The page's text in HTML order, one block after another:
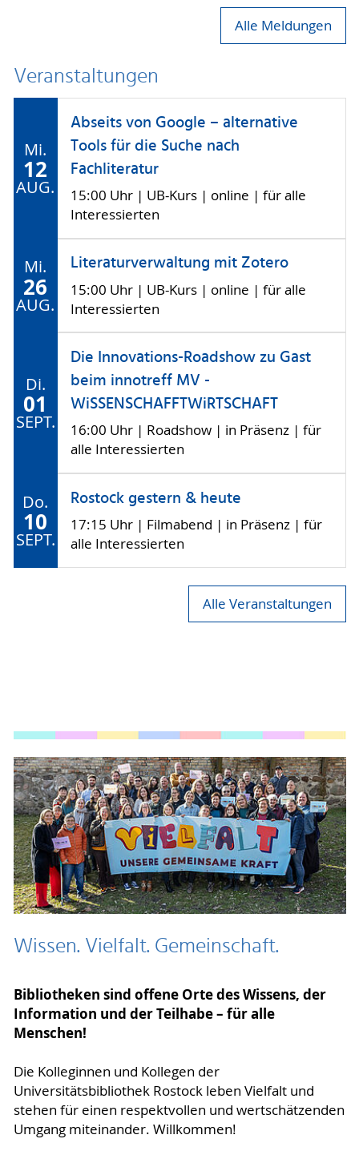
Alle Meldungen
Veranstaltungen
Mi.
12
AUG.
Abseits von Google – alternative
Tools für die Suche nach
Fachliteratur
15:00 Uhr | UB-Kurs | online | für alle
Interessierten
Mi.
26
AUG.
Literaturverwaltung mit Zotero
15:00 Uhr | UB-Kurs | online | für alle
Interessierten
Di.
01
SEPT.
Die Innovations-Roadshow zu Gast
beim innotreff MV -
WiSSENSCHAFFTWiRTSCHAFT
16:00 Uhr | Roadshow | in Präsenz | für
alle Interessierten
Do.
10
SEPT.
Rostock gestern & heute
17:15 Uhr | Filmabend | in Präsenz | für
alle Interessierten
Alle Veranstaltungen
Wissen. Vielfalt. Gemeinschaft.
Bibliotheken sind offene Orte des Wissens, der
Information und der Teilhabe – für alle
Menschen!
Die Kolleginnen und Kollegen der
Universitätsbibliothek Rostock leben Vielfalt und
stehen für einen respektvollen und wertschätzenden
Umgang miteinander. Willkommen!